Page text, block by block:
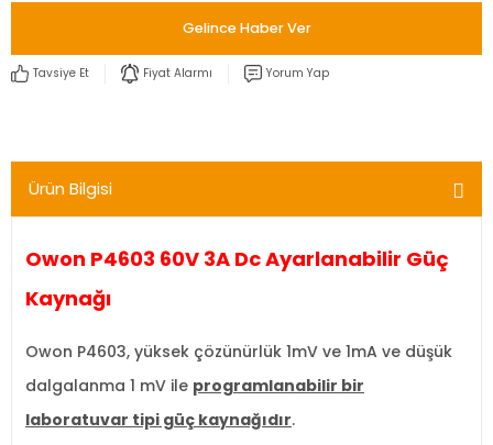
Gelince Haber Ver
Tavsiye Et Fiyat Alarmı Yorum Yap
Ürün Bilgisi
Owon P4603 60V 3A Dc Ayarlanabilir Güç
Kaynağı
Owon P4603, yüksek çözünürlük 1mV ve 1mA ve düşük
dalgalanma 1 mV ile programlanabilir bir
laboratuvar tipi güç kaynağıdır.